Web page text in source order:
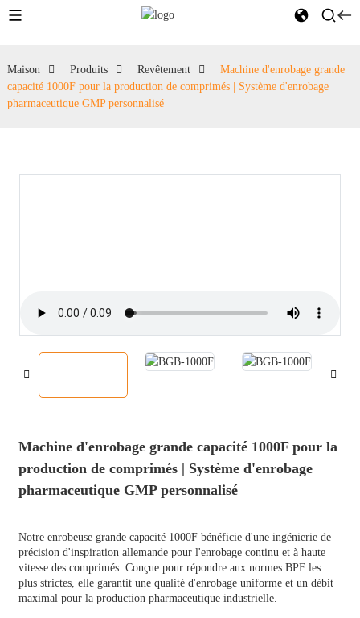
Maison Produits Revêtement
Machine d'enrobage grande
capacité 1000F pour la production de comprimés | Système d'enrobage
pharmaceutique GMP personnalisé
Machine d'enrobage grande capacité 1000F pour la
production de comprimés | Système d'enrobage
pharmaceutique GMP personnalisé
Notre enrobeuse grande capacité 1000F bénéficie d'une ingénierie de
précision d'inspiration allemande pour l'enrobage continu et à haute
vitesse des comprimés. Conçue pour répondre aux normes BPF les
plus strictes, elle garantit une qualité d'enrobage uniforme et un débit
maximal pour la production pharmaceutique industrielle.